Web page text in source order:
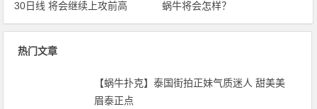
30日线 将会继续上攻前高
蜗牛将会怎样？
热门文章
【蜗牛扑克】泰国街拍正妹气质迷人 甜美美
眉泰正点